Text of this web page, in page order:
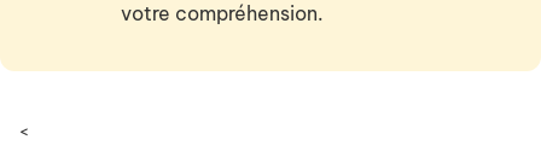
votre compréhension.
<